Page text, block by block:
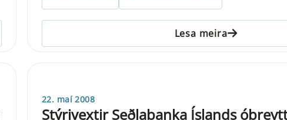
Lesa meira
22. maí 2008
Stýrivextir Seðlabanka Íslands